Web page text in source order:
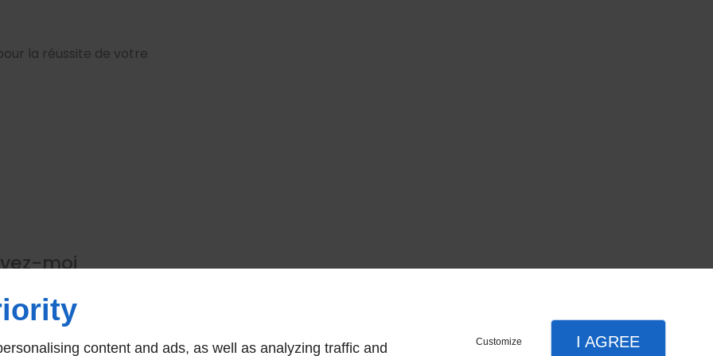
la réussite de votre
moi
content and ads, as well as analyzing traffic and Customize I AGREE